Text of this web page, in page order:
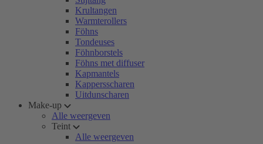
Krultangen
Warmterollers
Föhns
Tondeuses
Föhnborstels
Föhns met diffuser
Kapmantels
Kappersscharen
Uitdunscharen
Make-up
Alle weergeven
Teint
Alle weergeven